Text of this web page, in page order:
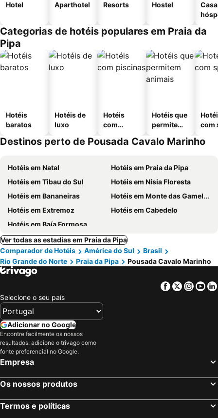
Hotel Aparthotel Resorts Hostel
Categorias de hotéis populares em Praia da
Pipa
Hotéis
baratos
Hotéis de
luxo
Hotéis
com
Hotéis que
permitem
com
Destinos perto de Pousada Cavalo Marinho
Hotéis em Natal
Hotéis em Praia da Pipa
Hotéis em Tibau do Sul
Hotéis em Nísia Floresta
Hotéis em Bananeiras
Hotéis em Monte das Gameleiras
Hotéis em Extremoz
Hotéis em Cabedelo
Hotéis em Baía Formosa
Ver todas as estadias em Praia da Pipa
Comparador de Hotéis
América do Sul
Brasil
Rio Grande do Norte
Praia da Pipa Pousada Cavalo Marinho
Facebook
Twitter
Selecione o seu país
Adicionar no Google
Encontre facilmente os nossos
resultados: adicione o trivago como
fonte preferencial no Google.
Empresa
Os nossos produtos
Termos e políticas